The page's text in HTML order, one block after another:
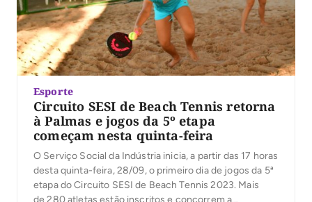
Esporte
Circuito SESI de Beach Tennis retorna
à Palmas e jogos da 5º etapa
começam nesta quinta-feira
O Serviço Social da Indústria inicia, a partir das 17 horas
desta quinta-feira, 28/09, o primeiro dia de jogos da 5ª
etapa do Circuito SESI de Beach Tennis 2023. Mais
de 280 atletas estão inscritos e concorrem a